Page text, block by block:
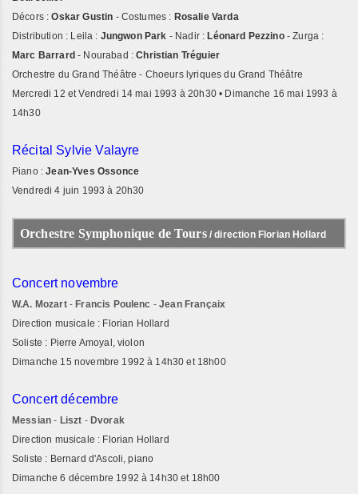
Décors : Oskar Gustin - Costumes : Rosalie Varda
Distribution : Leila : Jungwon Park - Nadir : Léonard Pezzino- Zurga :
Marc Barrard- Nourabad :Christian Tréguier
Orchestre du Grand Théâtre - Choeurs lyriques du Grand Théâtre
Mercredi 12 et Vendredi 14 mai 1993 à 20h30 • Dimanche 16 mai 1993 à
14h30
Récital Sylvie Valayre
Piano :Jean-Yves Ossonce
Vendredi 4 juin 1993 à 20h30
Orchestre Symphonique de Tours/ direction Florian Hollard
Concert novembre
W.A. Mozart- Francis Poulenc -Jean Françaix
Direction musicale : Florian Hollard
Soliste : Pierre Amoyal, violon
Dimanche 15 novembre 1992 à 14h30 et 18h00
Concert décembre
Messian- Liszt - Dvorak
Direction musicale : Florian Hollard
Soliste : Bernard d'Ascoli, piano
Dimanche 6 décembre 1992 à 14h30 et 18h00